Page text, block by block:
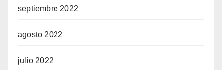
septiembre 2022
agosto 2022
julio 2022